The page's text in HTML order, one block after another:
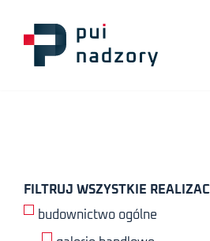
FILTRUJ WSZYSTKIE
budownictwo ogólne